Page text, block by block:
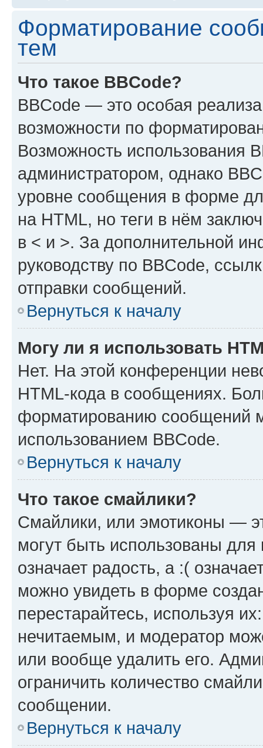
Форматирование
тем
Что такое BBCode?
BBCode — это особая
возможности по
Возможность использования
администратором, однако
уровне сообщения в форме
на HTML, но теги в нём
в < и >. За дополнительной
руководству по BBCode,
отправки сообщений.
Вернуться к началу
Могу ли я использовать
Нет. На этой конференции
HTML-кода в сообщениях.
форматированию сообщений
использованием BBCode.
Вернуться к началу
Что такое смайлики?
Смайлики, или эмотиконы —
могут быть использованы
означает радость, а :(
можно увидеть в форме
перестарайтесь, используя
нечитаемым, и модератор
или вообще удалить его.
ограничить количество
сообщении.
Вернуться к началу